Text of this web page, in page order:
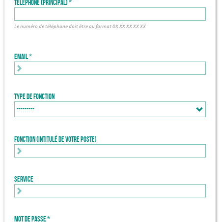
Téléphone (principal)
Le numéro de téléphone doit être au format 0X XX XX XX XX
Email
Type de fonction
Fonction (intitulé de votre poste)
Service
Mot de passe